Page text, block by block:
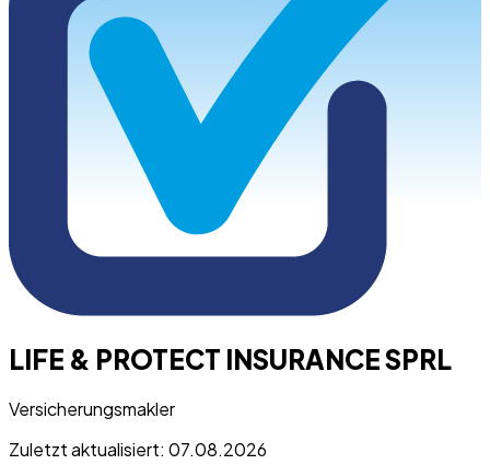
LIFE & PROTECT INSURANCE SPRL
Versicherungsmakler
Zuletzt aktualisiert: 07.08.2026